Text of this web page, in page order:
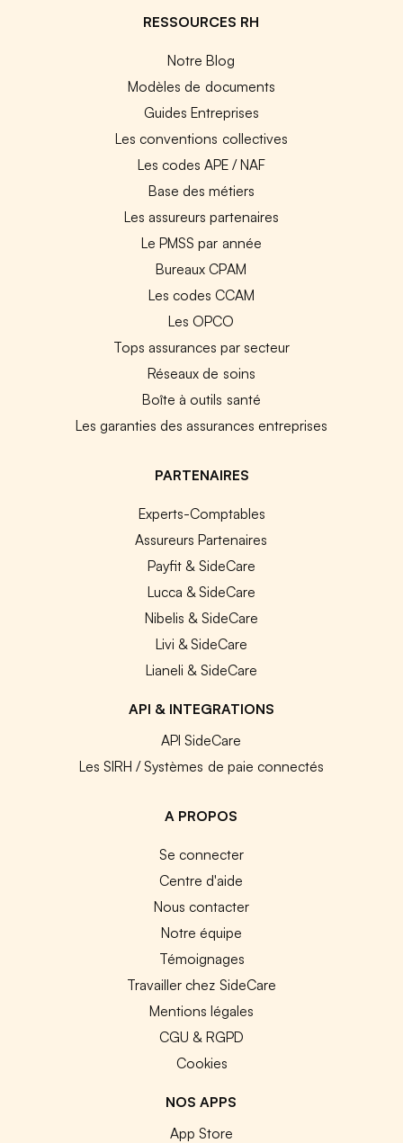
RESSOURCES RH
Notre Blog
Modèles de documents
Guides Entreprises
Les conventions collectives
Les codes APE / NAF
Base des métiers
Les assureurs partenaires
Le PMSS par année
Bureaux CPAM
Les codes CCAM
Les OPCO
Tops assurances par secteur
Réseaux de soins
Boîte à outils santé
Les garanties des assurances entreprises
PARTENAIRES
Experts-Comptables
Assureurs Partenaires
Payfit & SideCare
Lucca & SideCare
Nibelis & SideCare
Livi & SideCare
Lianeli & SideCare
API & INTEGRATIONS
API SideCare
Les SIRH / Systèmes de paie connectés
A PROPOS
Se connecter
Centre d'aide
Nous contacter
Notre équipe
Témoignages
Travailler chez SideCare
Mentions légales
CGU & RGPD
Cookies
NOS APPS
App Store